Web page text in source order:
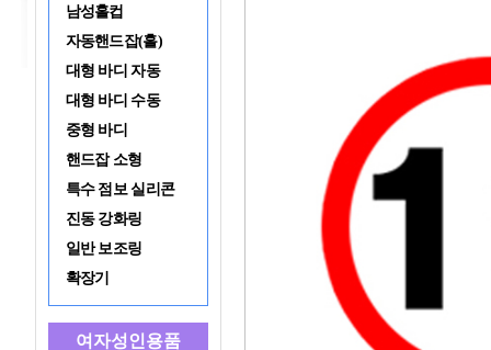
남성홀컵
자동핸드잡(홀)
대형 바디 자동
대형 바디 수동
중형 바디
핸드잡 소형
특수 점보 실리콘
진동 강화링
일반 보조링
확장기
여자성인용품